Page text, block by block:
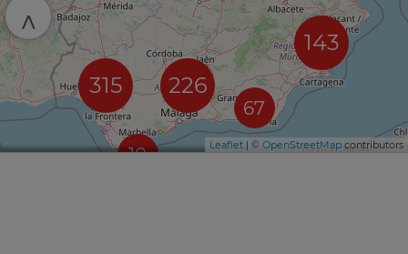
10
226
315
67
143
Leaflet | © OpenStreetMap contributors
^